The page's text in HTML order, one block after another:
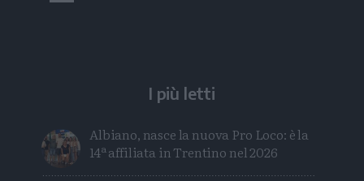
I più letti
Albiano, nasce la nuova Pro Loco: è la
14ª affiliata in Trentino nel 2026